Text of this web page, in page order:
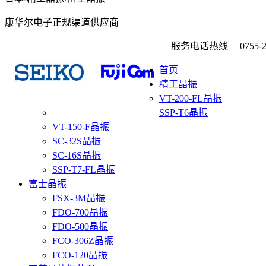
康华尔电子正规渠道供应商
— 服务电话热线 —0755-
首页
精工晶振
VT-200-FL晶振
SSP-T6晶振
VT-150-F晶振
SC-32S晶振
SC-16S晶振
SSP-T7-FL晶振
富士晶振
FSX-3M晶振
FDO-700晶振
FDO-500晶振
FCO-306Z晶振
FCO-120晶振